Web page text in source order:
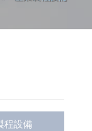
程設備